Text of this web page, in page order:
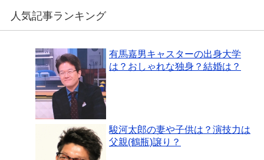
人気記事ランキング
有馬嘉男キャスターの出身大学
は？おしゃれな独身？結婚は？
駿河太郎の妻や子供は？演技力は
父親(鶴瓶)譲り？